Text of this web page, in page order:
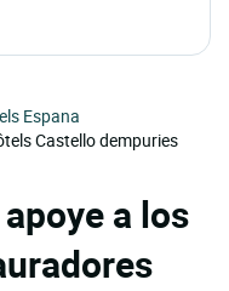
Espana
Castello dempuries
a los